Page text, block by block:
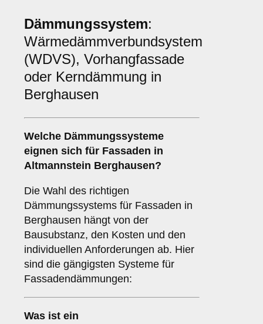
Dämmungssystem:
Wärmedämmverbundsystem
(WDVS), Vorhangfassade
oder Kerndämmung in
Berghausen
Welche Dämmungssysteme
eignen sich für Fassaden in
Altmannstein Berghausen?
Die Wahl des richtigen
Dämmungssystems für Fassaden in
Berghausen hängt von der
Bausubstanz, den Kosten und den
individuellen Anforderungen ab. Hier
sind die gängigsten Systeme für
Fassadendämmungen:
Was ist ein